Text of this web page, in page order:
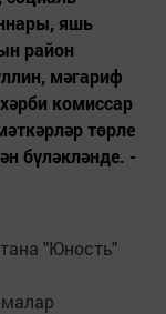
яшь
район
мәгариф
комиссар
төрле
бүләкләнде. -
"Юность"